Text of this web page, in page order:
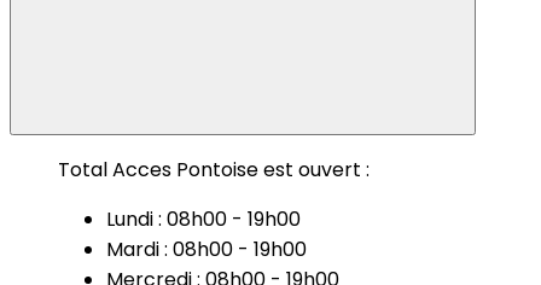
Total Acces Pontoise est ouvert :
Lundi : 08h00 - 19h00
Mardi : 08h00 - 19h00
Mercredi : 08h00 - 19h00